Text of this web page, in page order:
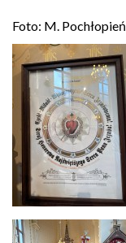
Foto: M. Pochłopień